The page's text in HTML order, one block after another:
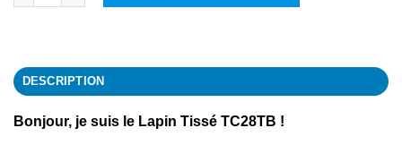
DESCRIPTION
Bonjour, je suis le Lapin Tissé TC28TB !